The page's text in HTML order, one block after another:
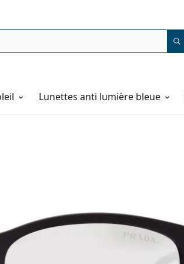
Lunettes anti lumière bleue